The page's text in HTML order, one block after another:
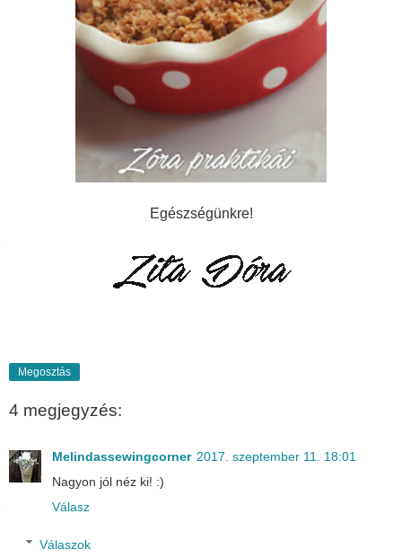
Egészségünkre!
Megosztás
4 megjegyzés:
Melindassewingcorner 2017. szeptember 11. 18:01
Nagyon jól néz ki! :)
Válasz
Válaszok